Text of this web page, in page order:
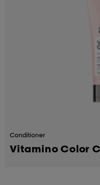
Conditioner
Vitamino Color